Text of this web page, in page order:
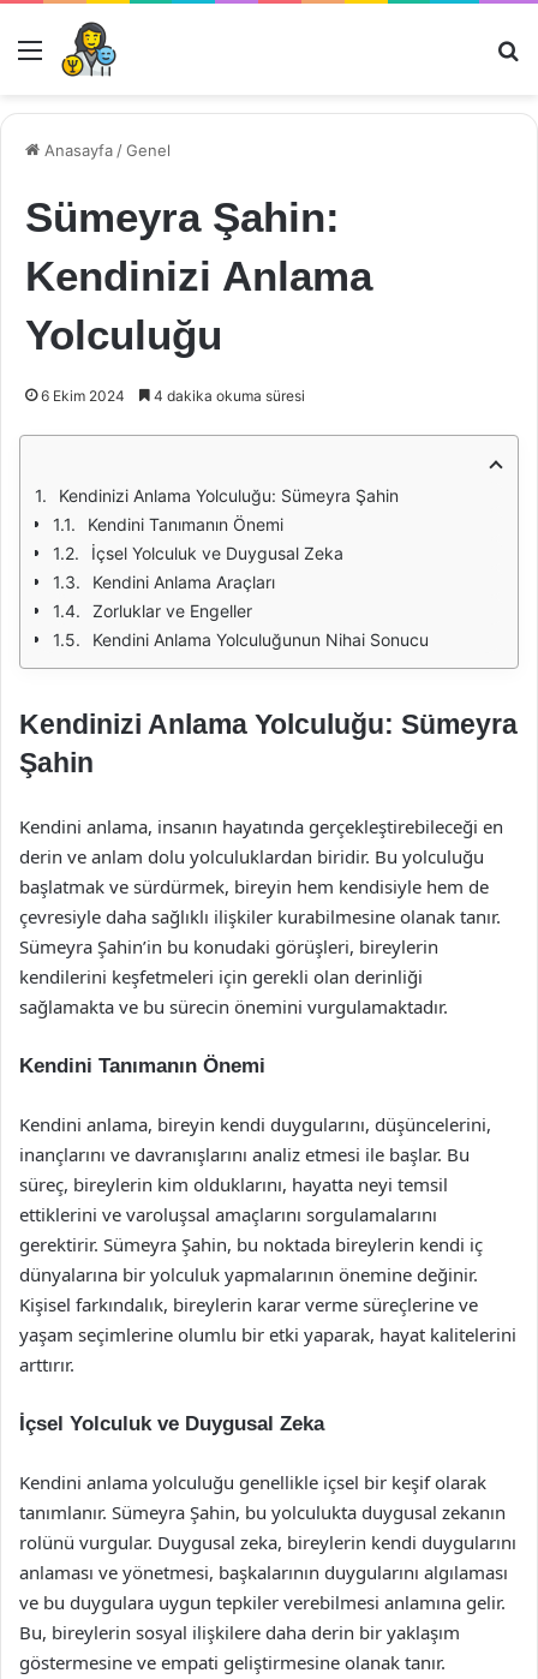
Menü
Anasayfa /Genel
Sümeyra Şahin:
Kendinizi Anlama
Yolculuğu
6 Ekim 2024 4 dakika okuma süresi
Kendinizi Anlama Yolculuğu: Sümeyra Şahin
Kendini Tanımanın Önemi
İçsel Yolculuk ve Duygusal Zeka
Kendini Anlama Araçları
Zorluklar ve Engeller
Kendini Anlama Yolculuğunun Nihai Sonucu
Kendinizi Anlama Yolculuğu: Sümeyra
Şahin
Kendini anlama, insanın hayatında gerçekleştirebileceği en
derin ve anlam dolu yolculuklardan biridir. Bu yolculuğu
başlatmak ve sürdürmek, bireyin hem kendisiyle hem de
çevresiyle daha sağlıklı ilişkiler kurabilmesine olanak tanır.
Sümeyra Şahin’in bu konudaki görüşleri, bireylerin
kendilerini keşfetmeleri için gerekli olan derinliği
sağlamakta ve bu sürecin önemini vurgulamaktadır.
Kendini Tanımanın Önemi
Kendini anlama, bireyin kendi duygularını, düşüncelerini,
inançlarını ve davranışlarını analiz etmesi ile başlar. Bu
süreç, bireylerin kim olduklarını, hayatta neyi temsil
ettiklerini ve varoluşsal amaçlarını sorgulamalarını
gerektirir. Sümeyra Şahin, bu noktada bireylerin kendi iç
dünyalarına bir yolculuk yapmalarının önemine değinir.
Kişisel farkındalık, bireylerin karar verme süreçlerine ve
yaşam seçimlerine olumlu bir etki yaparak, hayat kalitelerini
arttırır.
İçsel Yolculuk ve Duygusal Zeka
Kendini anlama yolculuğu genellikle içsel bir keşif olarak
tanımlanır. Sümeyra Şahin, bu yolculukta duygusal zekanın
rolünü vurgular. Duygusal zeka, bireylerin kendi duygularını
anlaması ve yönetmesi, başkalarının duygularını algılaması
ve bu duygulara uygun tepkiler verebilmesi anlamına gelir.
Bu, bireylerin sosyal ilişkilere daha derin bir yaklaşım
göstermesine ve empati geliştirmesine olanak tanır.